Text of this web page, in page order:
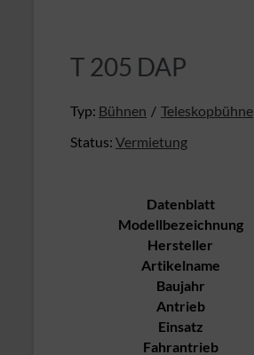
T 205 DAP
Typ: Bühnen
Teleskopbühne
Status: Vermietung
Datenblatt
Modellbezeichnung
Hersteller
Artikelname
Baujahr
Antrieb
Einsatz
Fahrantrieb